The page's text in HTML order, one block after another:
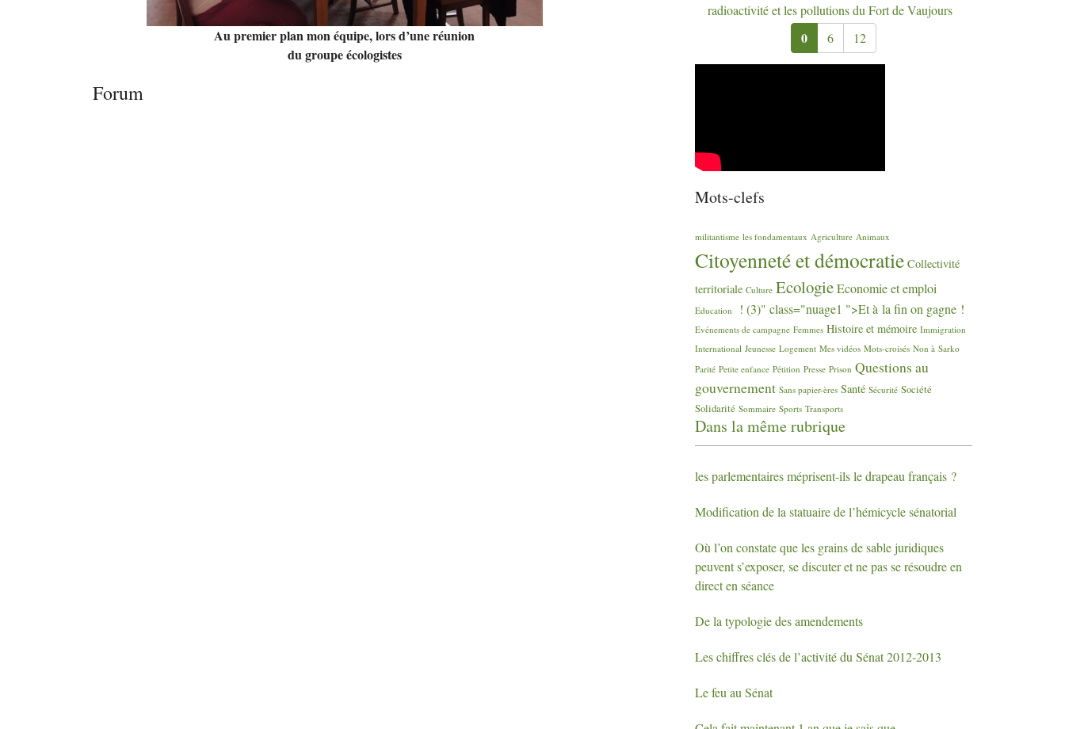
Au premier plan mon équipe, lors d’une réunion
du groupe écologistes
Forum
radioactivité et les pollutions du Fort de Vaujours
0 6 12
Mots-clefs
militantisme les fondamentaux Agriculture Animaux
Citoyenneté et démocratie Collectivité
territoriale Culture EcologieEconomie et emploi
Education ! (3)" class="nuage1 ">Et à la fin on gagne !
Evénements de campagne Femmes Histoire et mémoire Immigration
International Jeunesse Logement Mes vidéos Mots-croisés Non à Sarko
Parité Petite enfance Pétition Presse Prison Questions au
gouvernement Sans papier-ères Santé Sécurité Société
Solidarité Sommaire Sports Transports
Dans la même rubrique
les parlementaires méprisent-ils le drapeau français ?
Modification de la statuaire de l’hémicycle sénatorial
Où l’on constate que les grains de sable juridiques
peuvent s’exposer, se discuter et ne pas se résoudre en
direct en séance
De la typologie des amendements
Les chiffres clés de l’activité du Sénat 2012-2013
Le feu au Sénat